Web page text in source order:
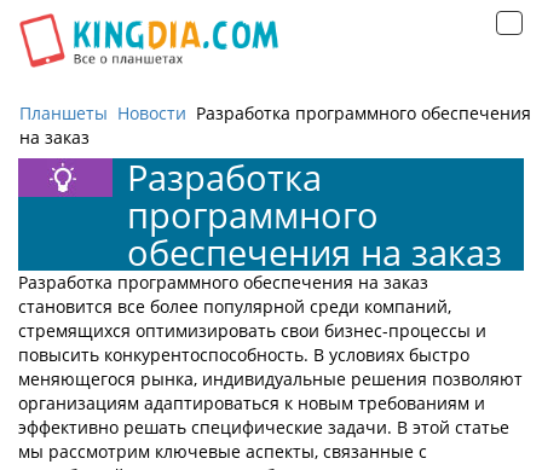
Планшеты Новости Разработка программного обеспечения
на заказ
Разработка
программного
обеспечения на заказ
Разработка программного обеспечения на заказ
становится все более популярной среди компаний,
стремящихся оптимизировать свои бизнес-процессы и
повысить конкурентоспособность. В условиях быстро
меняющегося рынка, индивидуальные решения позволяют
организациям адаптироваться к новым требованиям и
эффективно решать специфические задачи. В этой статье
мы рассмотрим ключевые аспекты, связанные с